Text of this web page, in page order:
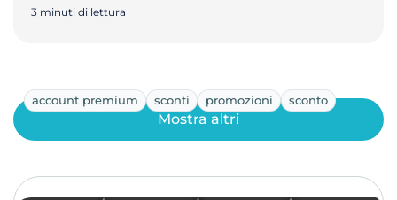
3 minuti di lettura
account premium sconti promozioni sconto
Mostra altri